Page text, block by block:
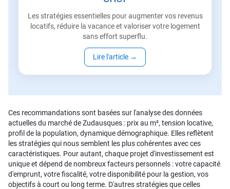
Les stratégies essentielles pour augmenter vos revenus
locatifs, réduire la vacance et valoriser votre logement
sans effort superflu.
Lire l'article →
Ces recommandations sont basées sur l'analyse des données
actuelles du marché de Zudausques : prix au m², tension locative,
profil de la population, dynamique démographique. Elles reflètent
les stratégies qui nous semblent les plus cohérentes avec ces
caractéristiques. Pour autant, chaque projet d'investissement est
unique et dépend de nombreux facteurs personnels : votre capacité
d'emprunt, votre fiscalité, votre disponibilité pour la gestion, vos
objectifs à court ou long terme. D'autres stratégies que celles